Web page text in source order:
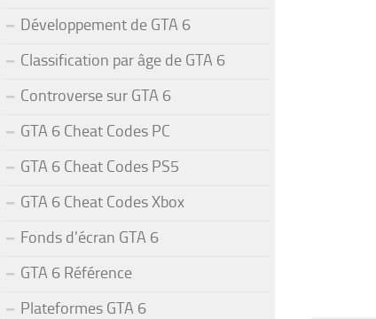
Développement de GTA 6
Classification par âge de GTA 6
Controverse sur GTA 6
GTA 6 Cheat Codes PC
GTA 6 Cheat Codes PS5
GTA 6 Cheat Codes Xbox
Fonds d'écran GTA 6
GTA 6 Référence
Plateformes GTA 6